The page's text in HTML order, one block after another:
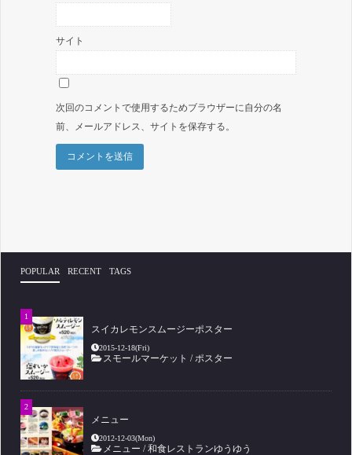
サイト
次回のコメントで使用するためブラウザーに自分の名
前、メールアドレス、サイトを保存する。
POPULAR RECENT TAGS
スイカレモンスムージーポスター
2015-12-18(Fri)
スモールマーケット / ポスター
メニュー
2012-12-03(Mon)
メニュー /和食レストランゆうゆう